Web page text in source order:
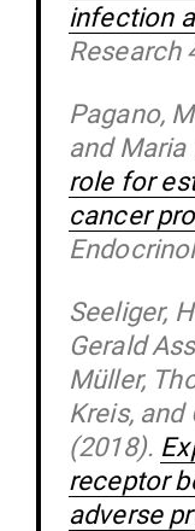
infection
Research
Pagano,
and Maria
role for
cancer
See­liger,
Gerald
Müller,
Kreis, and
(2018).
receptor
adverse